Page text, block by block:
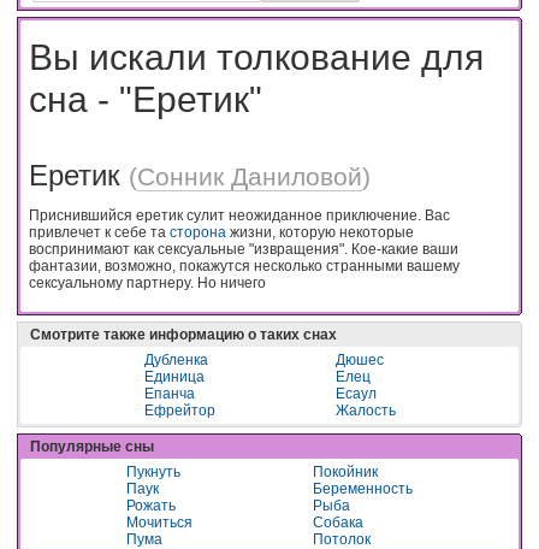
Вы искали толкование для
сна - "Еретик"
Еретик (Сонник Даниловой)
Приснившийся еретик сулит неожиданное приключение. Вас
привлечет к себе та сторона жизни, которую некоторые
воспринимают как сексуальные "извращения". Кое-какие ваши
фантазии, возможно, покажутся несколько странными вашему
сексуальному партнеру. Но ничего
Смотрите также информацию о таких снах
Дубленка
Дюшес
Единица
Елец
Епанча
Есаул
Ефрейтор
Жалость
Популярные сны
Пукнуть
Покойник
Паук
Беременность
Рожать
Рыба
Мочиться
Собака
Пума
Потолок